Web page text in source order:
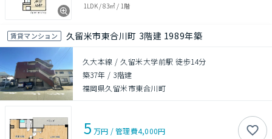
1LDK/83㎡ / 1階
賃貸マンション 久留米市東合川町 3階建 1989年築
久大本線 / 久留米大学前駅 徒歩14分
築37年 / 3階建
福岡県久留米市東合川町
5 万円 /管理費4,000円